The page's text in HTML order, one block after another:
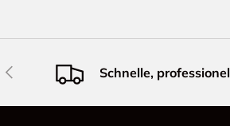
Vorherige Schnelle,